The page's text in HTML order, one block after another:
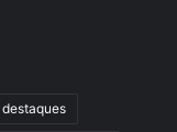
destaques